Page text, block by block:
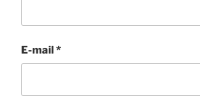
E-mail*